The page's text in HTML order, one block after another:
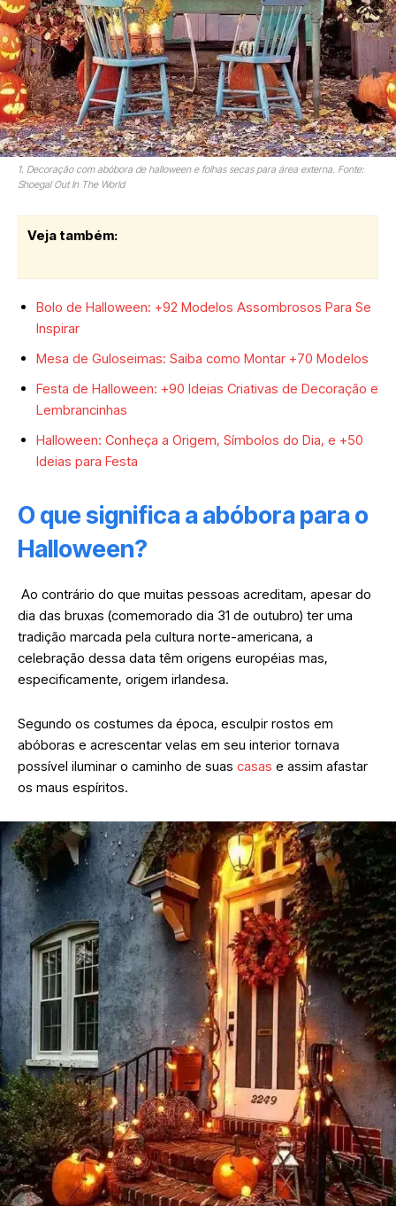
1. Decoração com abóbora de halloween e folhas secas para área externa. Fonte:
Shoegal Out In The World
Veja também:
Bolo de Halloween: +92 Modelos Assombrosos Para Se
Inspirar
Mesa de Guloseimas: Saiba como Montar +70 Modelos
Festa de Halloween: +90 Ideias Criativas de Decoração e
Lembrancinhas
Halloween: Conheça a Origem, Símbolos do Dia, e +50
Ideias para Festa
O que significa a abóbora para o
Halloween?
Ao contrário do que muitas pessoas acreditam, apesar do
dia das bruxas (comemorado dia 31 de outubro) ter uma
tradição marcada pela cultura norte-americana, a
celebração dessa data têm origens européias mas,
especificamente, origem irlandesa.
Segundo os costumes da época, esculpir rostos em
abóboras e acrescentar velas em seu interior tornava
possível iluminar o caminho de suas casas e assim afastar
os maus espíritos.